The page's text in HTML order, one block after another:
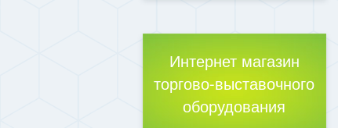
Интернет магазин
торгово-выставочного
оборудования